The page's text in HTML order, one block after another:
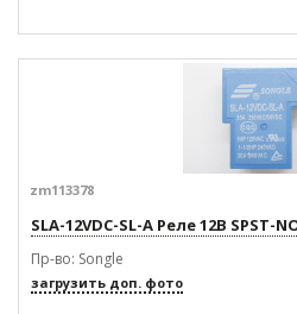
zm113378
SLA-12VDC-SL-A Реле 12В SPST-
Пр-во: Songle
загрузить доп. фото